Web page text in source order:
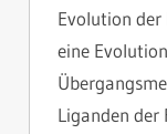
Evolution der
eine
Liganden der